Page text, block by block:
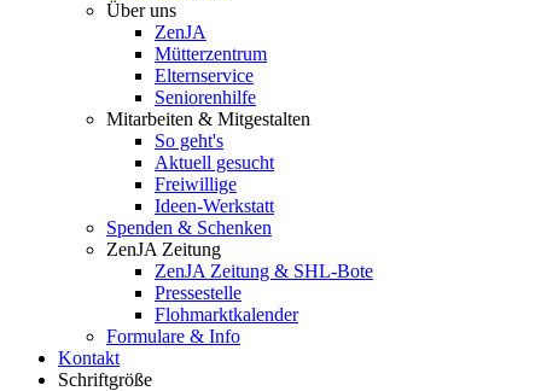
Über uns
ZenJA
Mütterzentrum
Elternservice
Seniorenhilfe
Mitarbeiten & Mitgestalten
So geht's
Aktuell gesucht
Freiwillige
Ideen-Werkstatt
Spenden & Schenken
ZenJA Zeitung
ZenJA Zeitung & SHL-Bote
Pressestelle
Flohmarktkalender
Formulare & Info
Kontakt
Schriftgröße